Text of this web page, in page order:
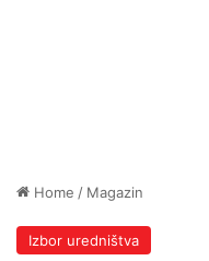
Home / Magazin
Izbor uredništva